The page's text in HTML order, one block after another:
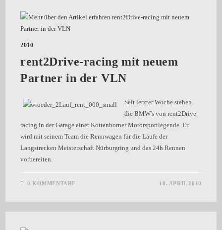
2010
rent2Drive-racing mit neuem
Partner in der VLN
Seit letzter Woche stehen
die BMW's von rent2Drive-
racing in der Garage einer Kottenborner Motorsportlegende. Er
wird mit seinem Team die Rennwagen für die Läufe der
Langstrecken Meisterschaft Nürburgring und das 24h Rennen
vorbereiten.
0 KOMMENTARE 18. APRIL 2010